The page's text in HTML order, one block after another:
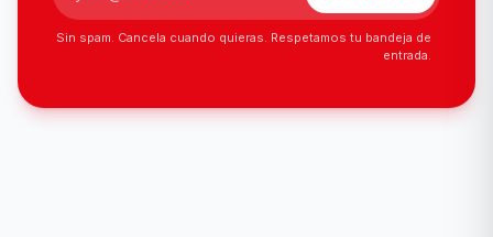
Correo electrónico
Sin spam. Cancela cuando quieras. Respetamos tu bandeja de
entrada.